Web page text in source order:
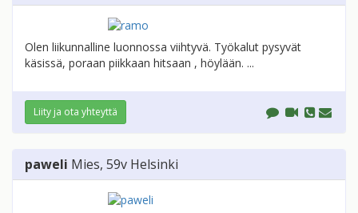
Olen liikunnalline luonnossa viihtyvä. Työkalut pysyvät
käsissä, poraan piikkaan hitsaan , höylään. ...
Liity ja ota yhteyttä
paweli Mies, 59v Helsinki